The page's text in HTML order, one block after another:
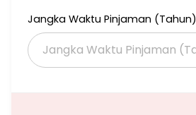
Jangka Waktu Pinjaman (Tahun)